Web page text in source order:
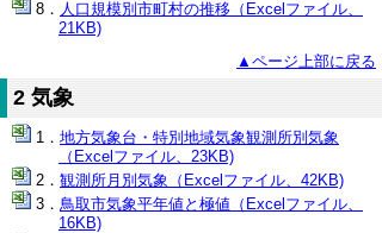
人口規模別市町村の推移（Excelファイル、
21KB)
▲ページ上部に戻る
2 気象
地方気象台・特別地域気象観測所別気象
（Excelファイル、23KB)
観測所月別気象（Excelファイル、42KB)
鳥取市気象平年値と極値（Excelファイル、
16KB)